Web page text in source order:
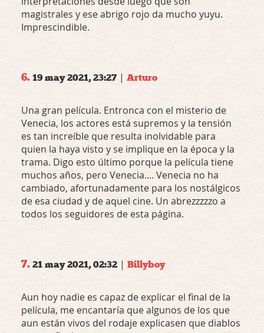
magistrales y ese abrigo rojo da mucho yuyu.
Imprescindible.
6. 19 may 2021, 23:27 | Arturo
Una gran película. Entronca con el misterio de
Venecia, los actores está supremos y la tensión
es tan increíble que resulta inolvidable para
quien la haya visto y se implique en la época y la
trama. Digo esto último porque la película tiene
muchos años, pero Venecia.... Venecia no ha
cambiado, afortunadamente para los nostálgicos
de esa ciudad y de aquel cine. Un abrezzzzzo a
todos los seguidores de esta página.
7. 21 may 2021, 02:32 | Billyboy
Aun hoy nadie es capaz de explicar el final de la
película, me encantaría que algunos de los que
aun están vivos del rodaje explicasen que diablos